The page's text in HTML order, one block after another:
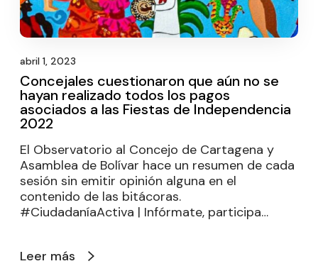
abril 1, 2023
Concejales cuestionaron que aún no se
hayan realizado todos los pagos
asociados a las Fiestas de Independencia
2022
El Observatorio al Concejo de Cartagena y
Asamblea de Bolívar hace un resumen de cada
sesión sin emitir opinión alguna en el
contenido de las bitácoras.
#CiudadaníaActiva | Infórmate, participa…
Leer más